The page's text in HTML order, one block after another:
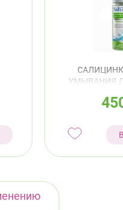
УМЫВАНИЯ
ЦИНКОМ И